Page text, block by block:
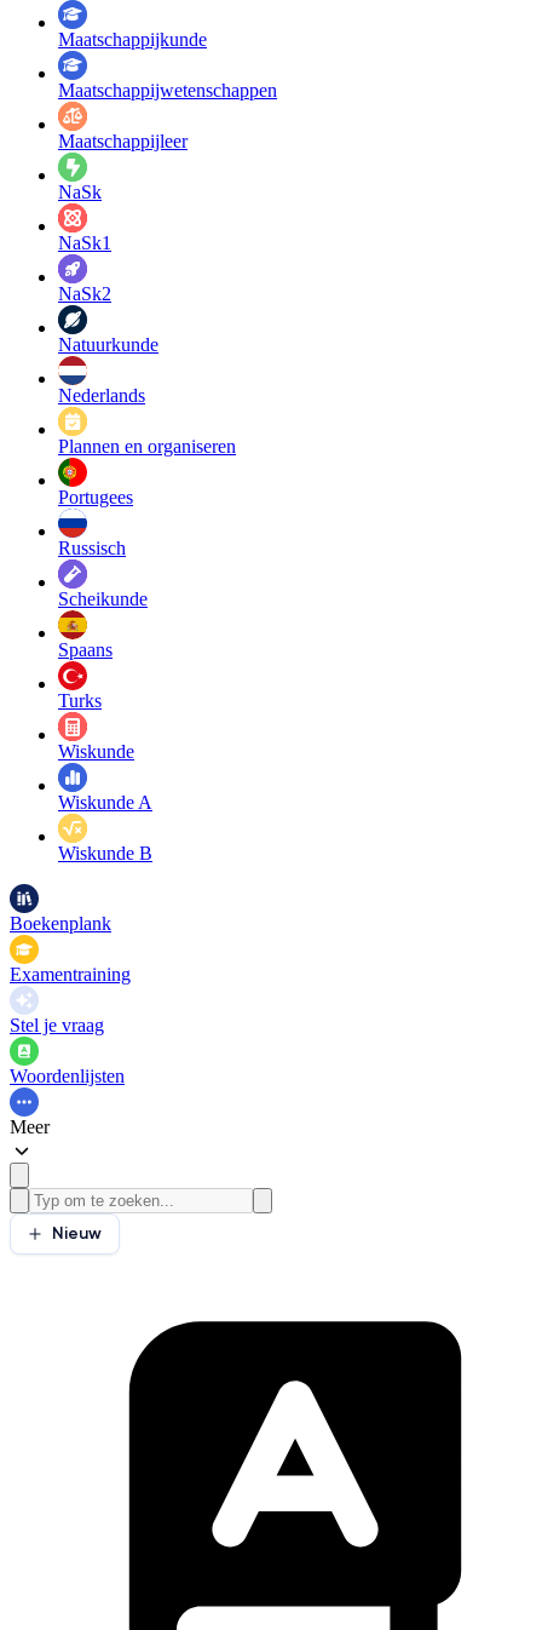
Maatschappij­kunde
Maatschappij­wetenschappen
Maatschappijleer
NaSk
NaSk1
NaSk2
Natuurkunde
Nederlands
Plannen en organiseren
Portugees
Russisch
Scheikunde
Spaans
Turks
Wiskunde
Wiskunde A
Wiskunde B
Boekenplank
Examentraining
Stel je vraag
Woordenlijsten
Meer
Nieuw